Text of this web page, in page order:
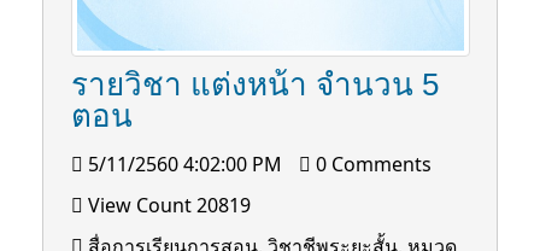
รายวิชา แต่งหน้า จำนวน 5
ตอน
5/11/2560 4:02:00 PM
0 Comments
View Count 20819